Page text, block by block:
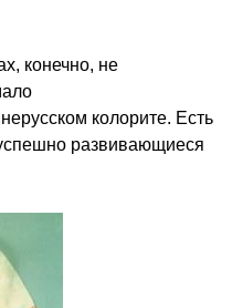
конечно, не
колорите. Есть
развивающиеся